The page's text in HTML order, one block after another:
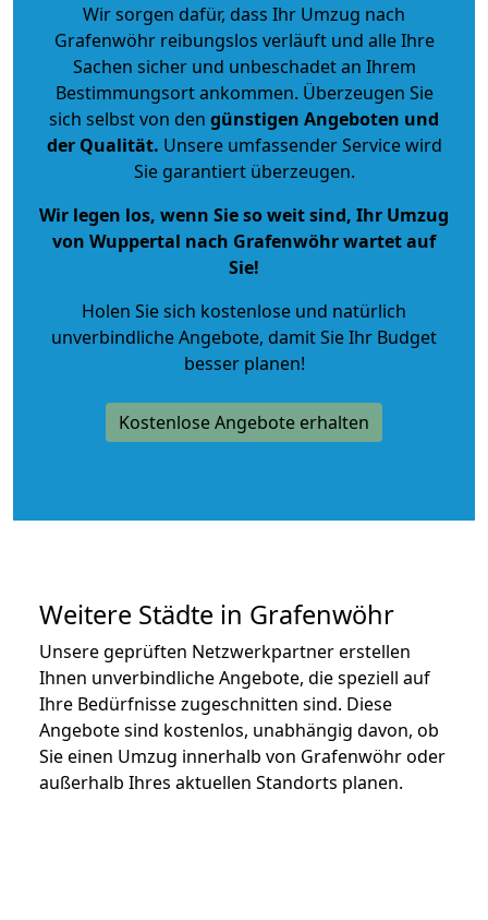
Wir sorgen dafür, dass Ihr Umzug nach
Grafenwöhr reibungslos verläuft und alle Ihre
Sachen sicher und unbeschadet an Ihrem
Bestimmungsort ankommen. Überzeugen Sie
sich selbst von den günstigen Angeboten und
der Qualität. Unsere umfassender Service wird
Sie garantiert überzeugen.
Wir legen los, wenn Sie so weit sind, Ihr Umzug
von Wuppertal nach Grafenwöhr wartet auf
Sie!
Holen Sie sich kostenlose und natürlich
unverbindliche Angebote, damit Sie Ihr Budget
besser planen!
Kostenlose Angebote erhalten
Weitere Städte in Grafenwöhr
Unsere geprüften Netzwerkpartner erstellen
Ihnen unverbindliche Angebote, die speziell auf
Ihre Bedürfnisse zugeschnitten sind. Diese
Angebote sind kostenlos, unabhängig davon, ob
Sie einen Umzug innerhalb von Grafenwöhr oder
außerhalb Ihres aktuellen Standorts planen.